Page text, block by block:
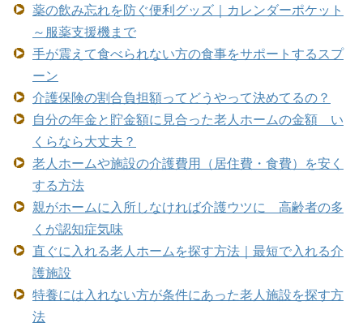
薬の飲み忘れを防ぐ便利グッズ｜カレンダーポケット
～服薬支援機まで
手が震えて食べられない方の食事をサポートするスプ
ーン
介護保険の割合負担額ってどうやって決めてるの？
自分の年金と貯金額に見合った老人ホームの金額 い
くらなら大丈夫？
老人ホームや施設の介護費用（居住費・食費）を安く
する方法
親がホームに入所しなければ介護ウツに 高齢者の多
くが認知症気味
直ぐに入れる老人ホームを探す方法｜最短で入れる介
護施設
特養には入れない方が条件にあった老人施設を探す方
法